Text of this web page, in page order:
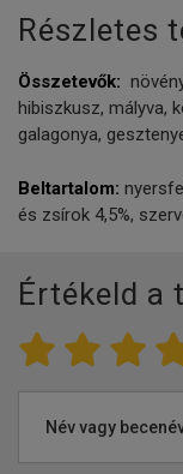
Részletes
Összetevők:
hibiszkusz, mályva,
galagonya,
Beltartalom:
és zsírok 4,5%,
Értékeld a
Név vagy